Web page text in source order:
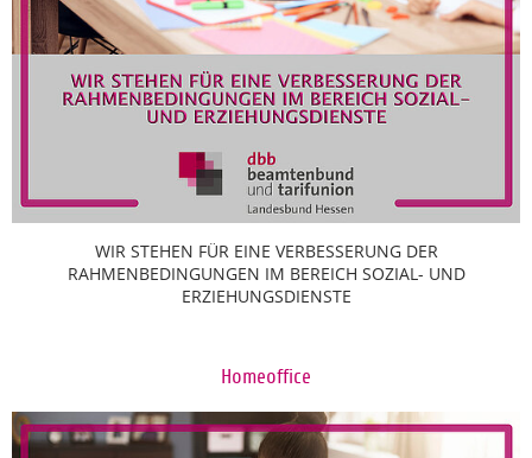
WIR STEHEN FÜR EINE VERBESSERUNG DER
RAHMENBEDINGUNGEN IM BEREICH SOZIAL- UND
ERZIEHUNGSDIENSTE
Homeoffice